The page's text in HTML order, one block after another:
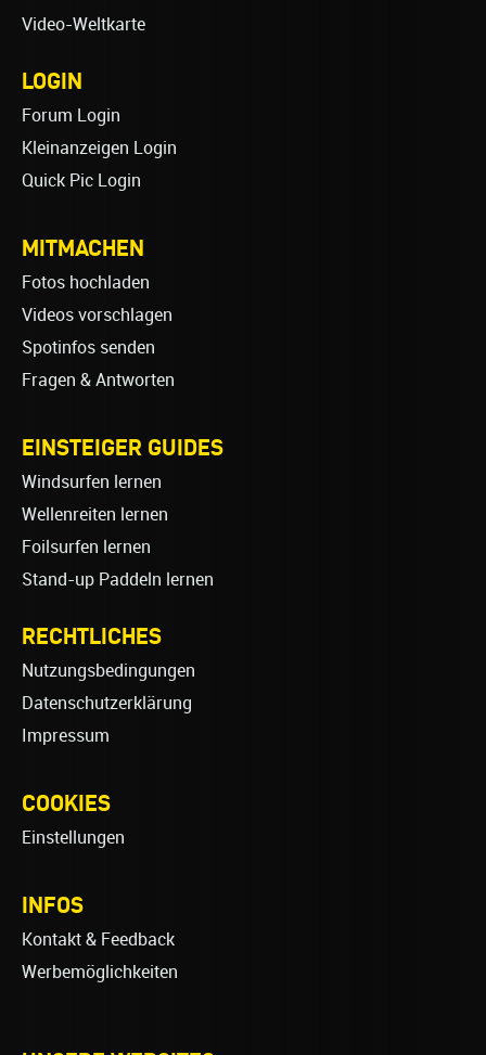
Video-Weltkarte
LOGIN
Forum Login
Kleinanzeigen Login
Quick Pic Login
MITMACHEN
Fotos hochladen
Videos vorschlagen
Spotinfos senden
Fragen & Antworten
EINSTEIGER GUIDES
Windsurfen lernen
Wellenreiten lernen
Foilsurfen lernen
Stand-up Paddeln lernen
RECHTLICHES
Nutzungsbedingungen
Datenschutzerklärung
Impressum
COOKIES
Einstellungen
INFOS
Kontakt & Feedback
Werbemöglichkeiten